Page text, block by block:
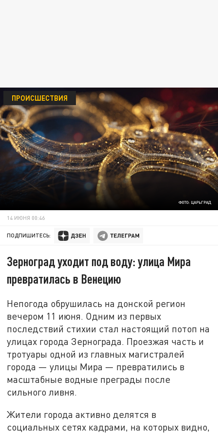
ФОТО: ЦАРЬГРАД
ПРОИСШЕСТВИЯ
14 ИЮНЯ 00:46
ПОДПИШИТЕСЬ:
Зерноград уходит под воду: улица Мира
превратилась в Венецию
Непогода обрушилась на донской регион
вечером 11 июня. Одним из первых
последствий стихии стал настоящий потоп на
улицах города Зернограда. Проезжая часть и
тротуары одной из главных магистралей
города — улицы Мира — превратились в
масштабные водные преграды после
сильного ливня.
Жители города активно делятся в
социальных сетях кадрами, на которых видно,